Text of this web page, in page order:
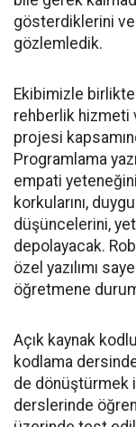
gösterdiklerini ve
gözlemledik.
Ekibimizle
rehberlik hizmeti
projesi
Programlama
empati
korkularını,
düşüncelerini,
depolayacak.
özel yazılımı
öğretmene
Açık kaynak
kodlama
de dönüştürmek
derslerinde